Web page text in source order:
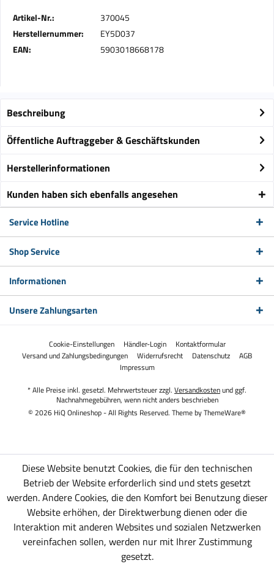
Artikel-Nr.:
370045
Herstellernummer:
EY5D037
EAN:
5903018668178
Beschreibung
Öffentliche Auftraggeber & Geschäftskunden
Herstellerinformationen
Kunden haben sich ebenfalls angesehen
Service Hotline
Shop Service
Informationen
Unsere Zahlungsarten
Cookie-Einstellungen Händler-Login
Kontaktformular
Versand und Zahlungsbedingungen
Widerrufsrecht Datenschutz
AGB
Impressum
* Alle Preise inkl. gesetzl. Mehrwertsteuer zzgl. Versandkostenund ggf.
Nachnahmegebühren, wenn nicht anders beschrieben
© 2026 HiQ Onlineshop - All Rights Reserved. Theme byThemeWare®
Diese Website benutzt Cookies, die für den technischen
Betrieb der Website erforderlich sind und stets gesetzt
werden. Andere Cookies, die den Komfort bei Benutzung dieser
Website erhöhen, der Direktwerbung dienen oder die
Interaktion mit anderen Websites und sozialen Netzwerken
vereinfachen sollen, werden nur mit Ihrer Zustimmung
gesetzt.